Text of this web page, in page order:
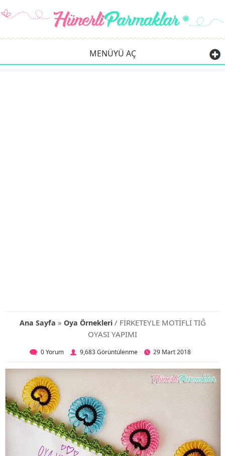
MENÜYÜ AÇ
Ana Sayfa » Oya Örnekleri/ FİRKETEYLE MOTİFLİ TIĞ
OYASI YAPIMI
0 Yorum 9,683 Görüntülenme 29 Mart 2018